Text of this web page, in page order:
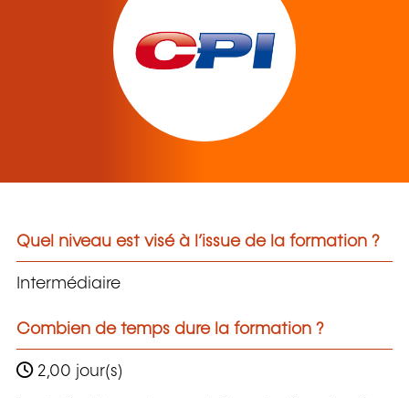
Quel niveau est visé à l’issue de la formation ?
Intermédiaire
Combien de temps dure la formation ?
2,00 jour(s)